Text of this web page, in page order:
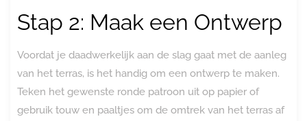
Stap 2: Maak een Ontwerp
Voordat je daadwerkelijk aan de slag gaat met de aanleg
van het terras, is het handig om een ontwerp te maken.
Teken het gewenste ronde patroon uit op papier of
gebruik touw en paaltjes om de omtrek van het terras af